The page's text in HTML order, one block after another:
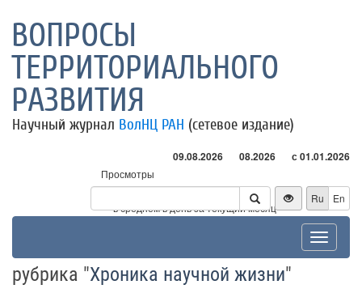
ВОПРОСЫ
ТЕРРИТОРИАЛЬНОГО
РАЗВИТИЯ
Научный журнал ВолНЦ РАН (сетевое издание)
09.08.2026 08.2026 с 01.01.2026
Просмотры
Посетители
* - в среднем в день за текущий месяц
Ru En
Toggle
рубрика "Хроника научной жизни"